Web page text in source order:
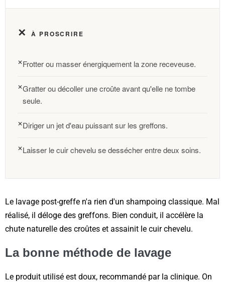
✕ À PROSCRIRE
Frotter ou masser énergiquement la zone receveuse.
Gratter ou décoller une croûte avant qu'elle ne tombe
seule.
Diriger un jet d'eau puissant sur les greffons.
Laisser le cuir chevelu se dessécher entre deux soins.
Le lavage post-greffe n'a rien d'un shampoing classique. Mal
réalisé, il déloge des greffons. Bien conduit, il accélère la
chute naturelle des croûtes et assainit le cuir chevelu.
La bonne méthode de lavage
Le produit utilisé est doux, recommandé par la clinique. On